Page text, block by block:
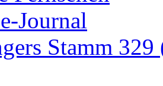
Journal
Stamm